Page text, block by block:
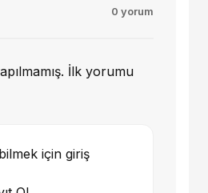
0 yorum
İlk yorumu
için giriş